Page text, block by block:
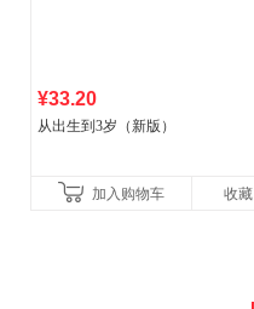
¥33.20
从出生到3岁（新版）
加入购物车 收藏